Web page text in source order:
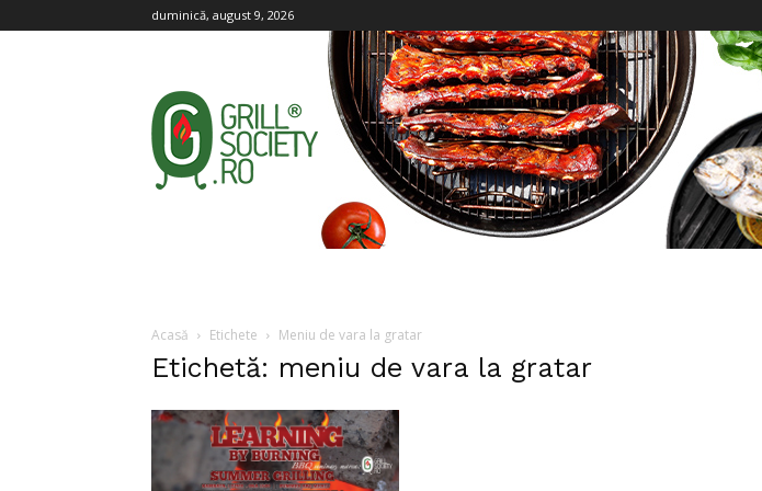
duminică, august 9, 2026
Grill
Society
Acasă Etichete Meniu de vara la gratar
Etichetă: meniu de vara la gratar